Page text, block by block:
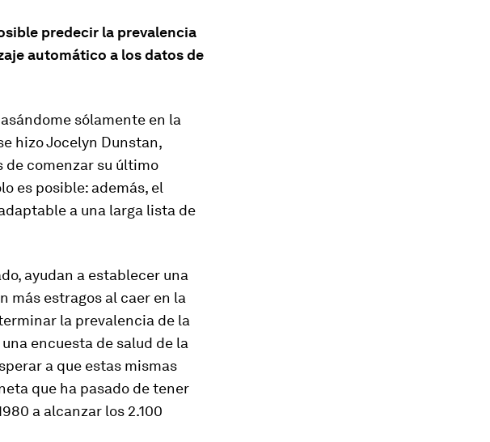
predecir la prevalencia
automático a los datos de
sólamente en la
hizo Jocelyn Dunstan,
de comenzar su último
es posible: además, el
a una larga lista de
ayudan a establecer una
más estragos al caer en la
la prevalencia de la
encuesta de salud de la
a que estas mismas
que ha pasado de tener
a alcanzar los 2.100